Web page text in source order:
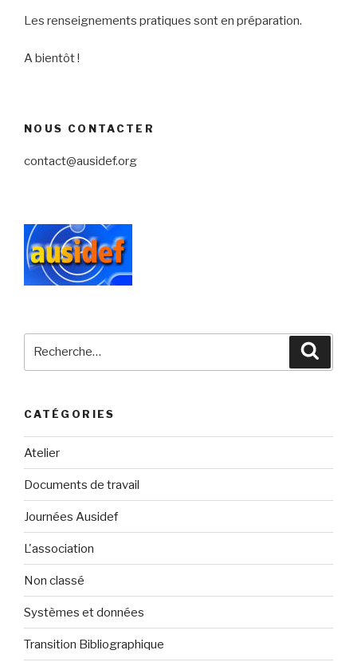
Les renseignements pratiques sont en préparation.
A bientôt !
NOUS CONTACTER
contact@ausidef.org
CATÉGORIES
Atelier
Documents de travail
Journées Ausidef
L'association
Non classé
Systèmes et données
Transition Bibliographique